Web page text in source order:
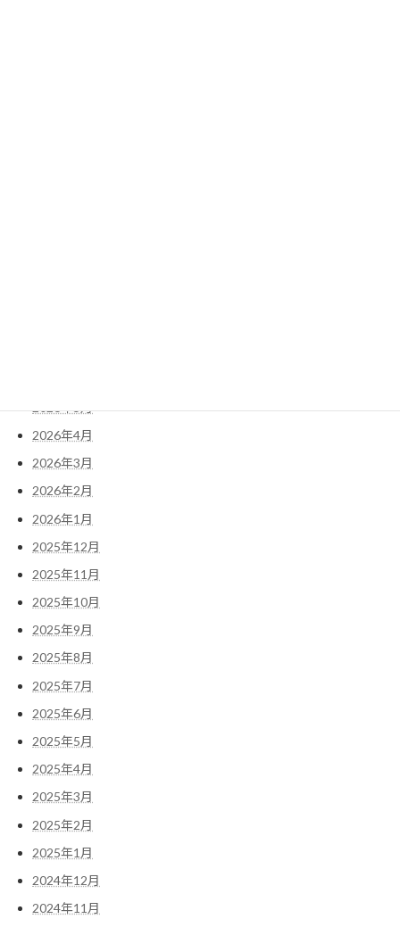
2026年5月
2026年4月
2026年3月
2026年2月
2026年1月
2025年12月
2025年11月
2025年10月
2025年9月
2025年8月
2025年7月
2025年6月
2025年5月
2025年4月
2025年3月
2025年2月
2025年1月
2024年12月
2024年11月